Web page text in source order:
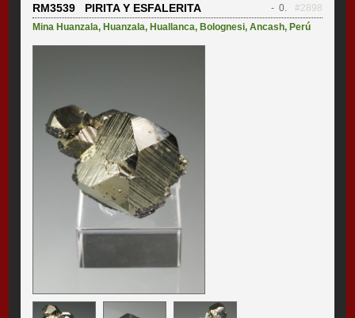
RM3539 PIRITA Y ESFALERITA - 0.
#2898
Mina Huanzala,Huanzala,Huallanca,Bolognesi,Ancash,Perú